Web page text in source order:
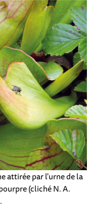
attirée par l'urne de la
(cliché N. A.